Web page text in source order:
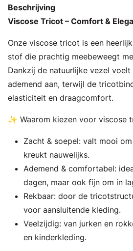
Beschrijving
Viscose Tricot – Comfort &
Onze viscose tricot is een
stof die prachtig meebeweegt
Dankzij de natuurlijke vezel
ademend aan, terwijl de
elasticiteit en draagcomfort.
✨ Waarom kiezen voor viscose
Zacht & soepel: valt mooi
kreukt nauwelijks.
Ademend & comfortabel:
dagen, maar ook fijn om in
Rekbaar: door de
voor aansluitende kleding.
Veelzijdig: van jurken en
en kinderkleding.